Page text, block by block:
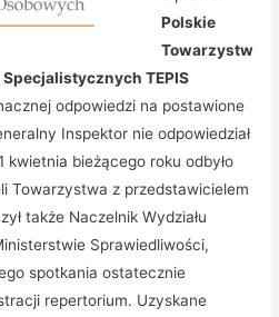
Polskie
Towarzystw
Specjalistycznych TEPIS
odpowiedzi na postawione
Inspektor nie odpowiedział
kwietnia bieżącego roku odbyło
Towarzystwa z przedstawicielem
także Naczelnik Wydziału
Sprawiedliwości,
spotkania ostatecznie
repertorium. Uzyskane